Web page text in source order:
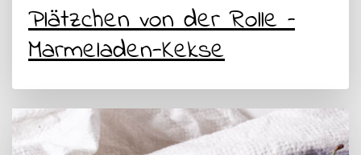
Plätzchen von der Rolle –
Marmeladen-Kekse